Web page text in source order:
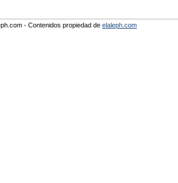
- Contenidos propiedad de elaleph.com